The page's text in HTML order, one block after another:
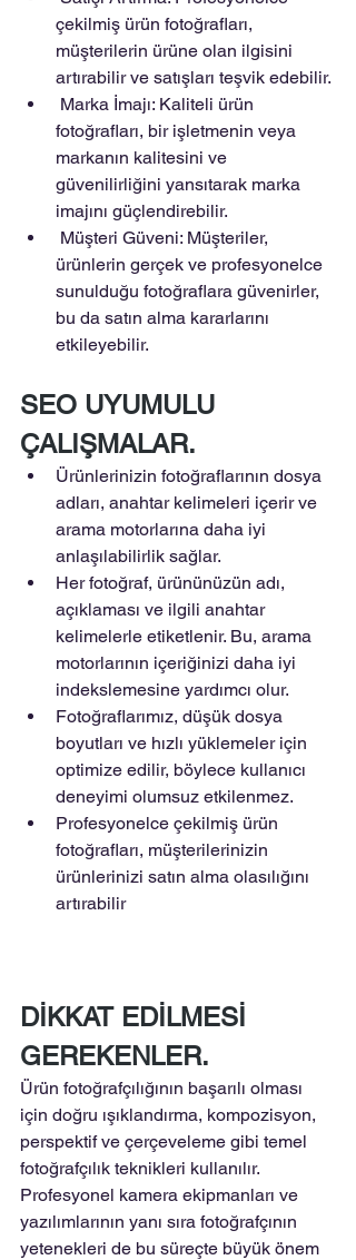
çekilmiş ürün fotoğrafları,
müşterilerin ürüne olan ilgisini
artırabilir ve satışları teşvik edebilir.
fotoğrafları, bir işletmenin veya
markanın kalitesini ve
güvenilirliğini yansıtarak marka
imajını güçlendirebilir.
ürünlerin gerçek ve profesyonelce
sunulduğu fotoğraflara güvenirler,
bu da satın alma kararlarını
etkileyebilir.
SEO UYUMULU
ÇALIŞMALAR.
Ürünlerinizin fotoğraflarının dosya
adları, anahtar kelimeleri içerir ve
arama motorlarına daha iyi
anlaşılabilirlik sağlar.
Her fotoğraf, ürününüzün adı,
açıklaması ve ilgili anahtar
kelimelerle etiketlenir. Bu, arama
motorlarının içeriğinizi daha iyi
indekslemesine yardımcı olur.
Fotoğraflarımız, düşük dosya
boyutları ve hızlı yüklemeler için
optimize edilir, böylece kullanıcı
deneyimi olumsuz etkilenmez.
Profesyonelce çekilmiş ürün
fotoğrafları, müşterilerinizin
ürünlerinizi satın alma olasılığını
artırabilir
DİKKAT EDİLMESİ
GEREKENLER.
Ürün fotoğrafçılığının başarılı olması
için doğru ışıklandırma, kompozisyon,
perspektif ve çerçeveleme gibi temel
fotoğrafçılık teknikleri kullanılır.
Profesyonel kamera ekipmanları ve
yazılımlarının yanı sıra fotoğrafçının
yetenekleri de bu süreçte büyük önem